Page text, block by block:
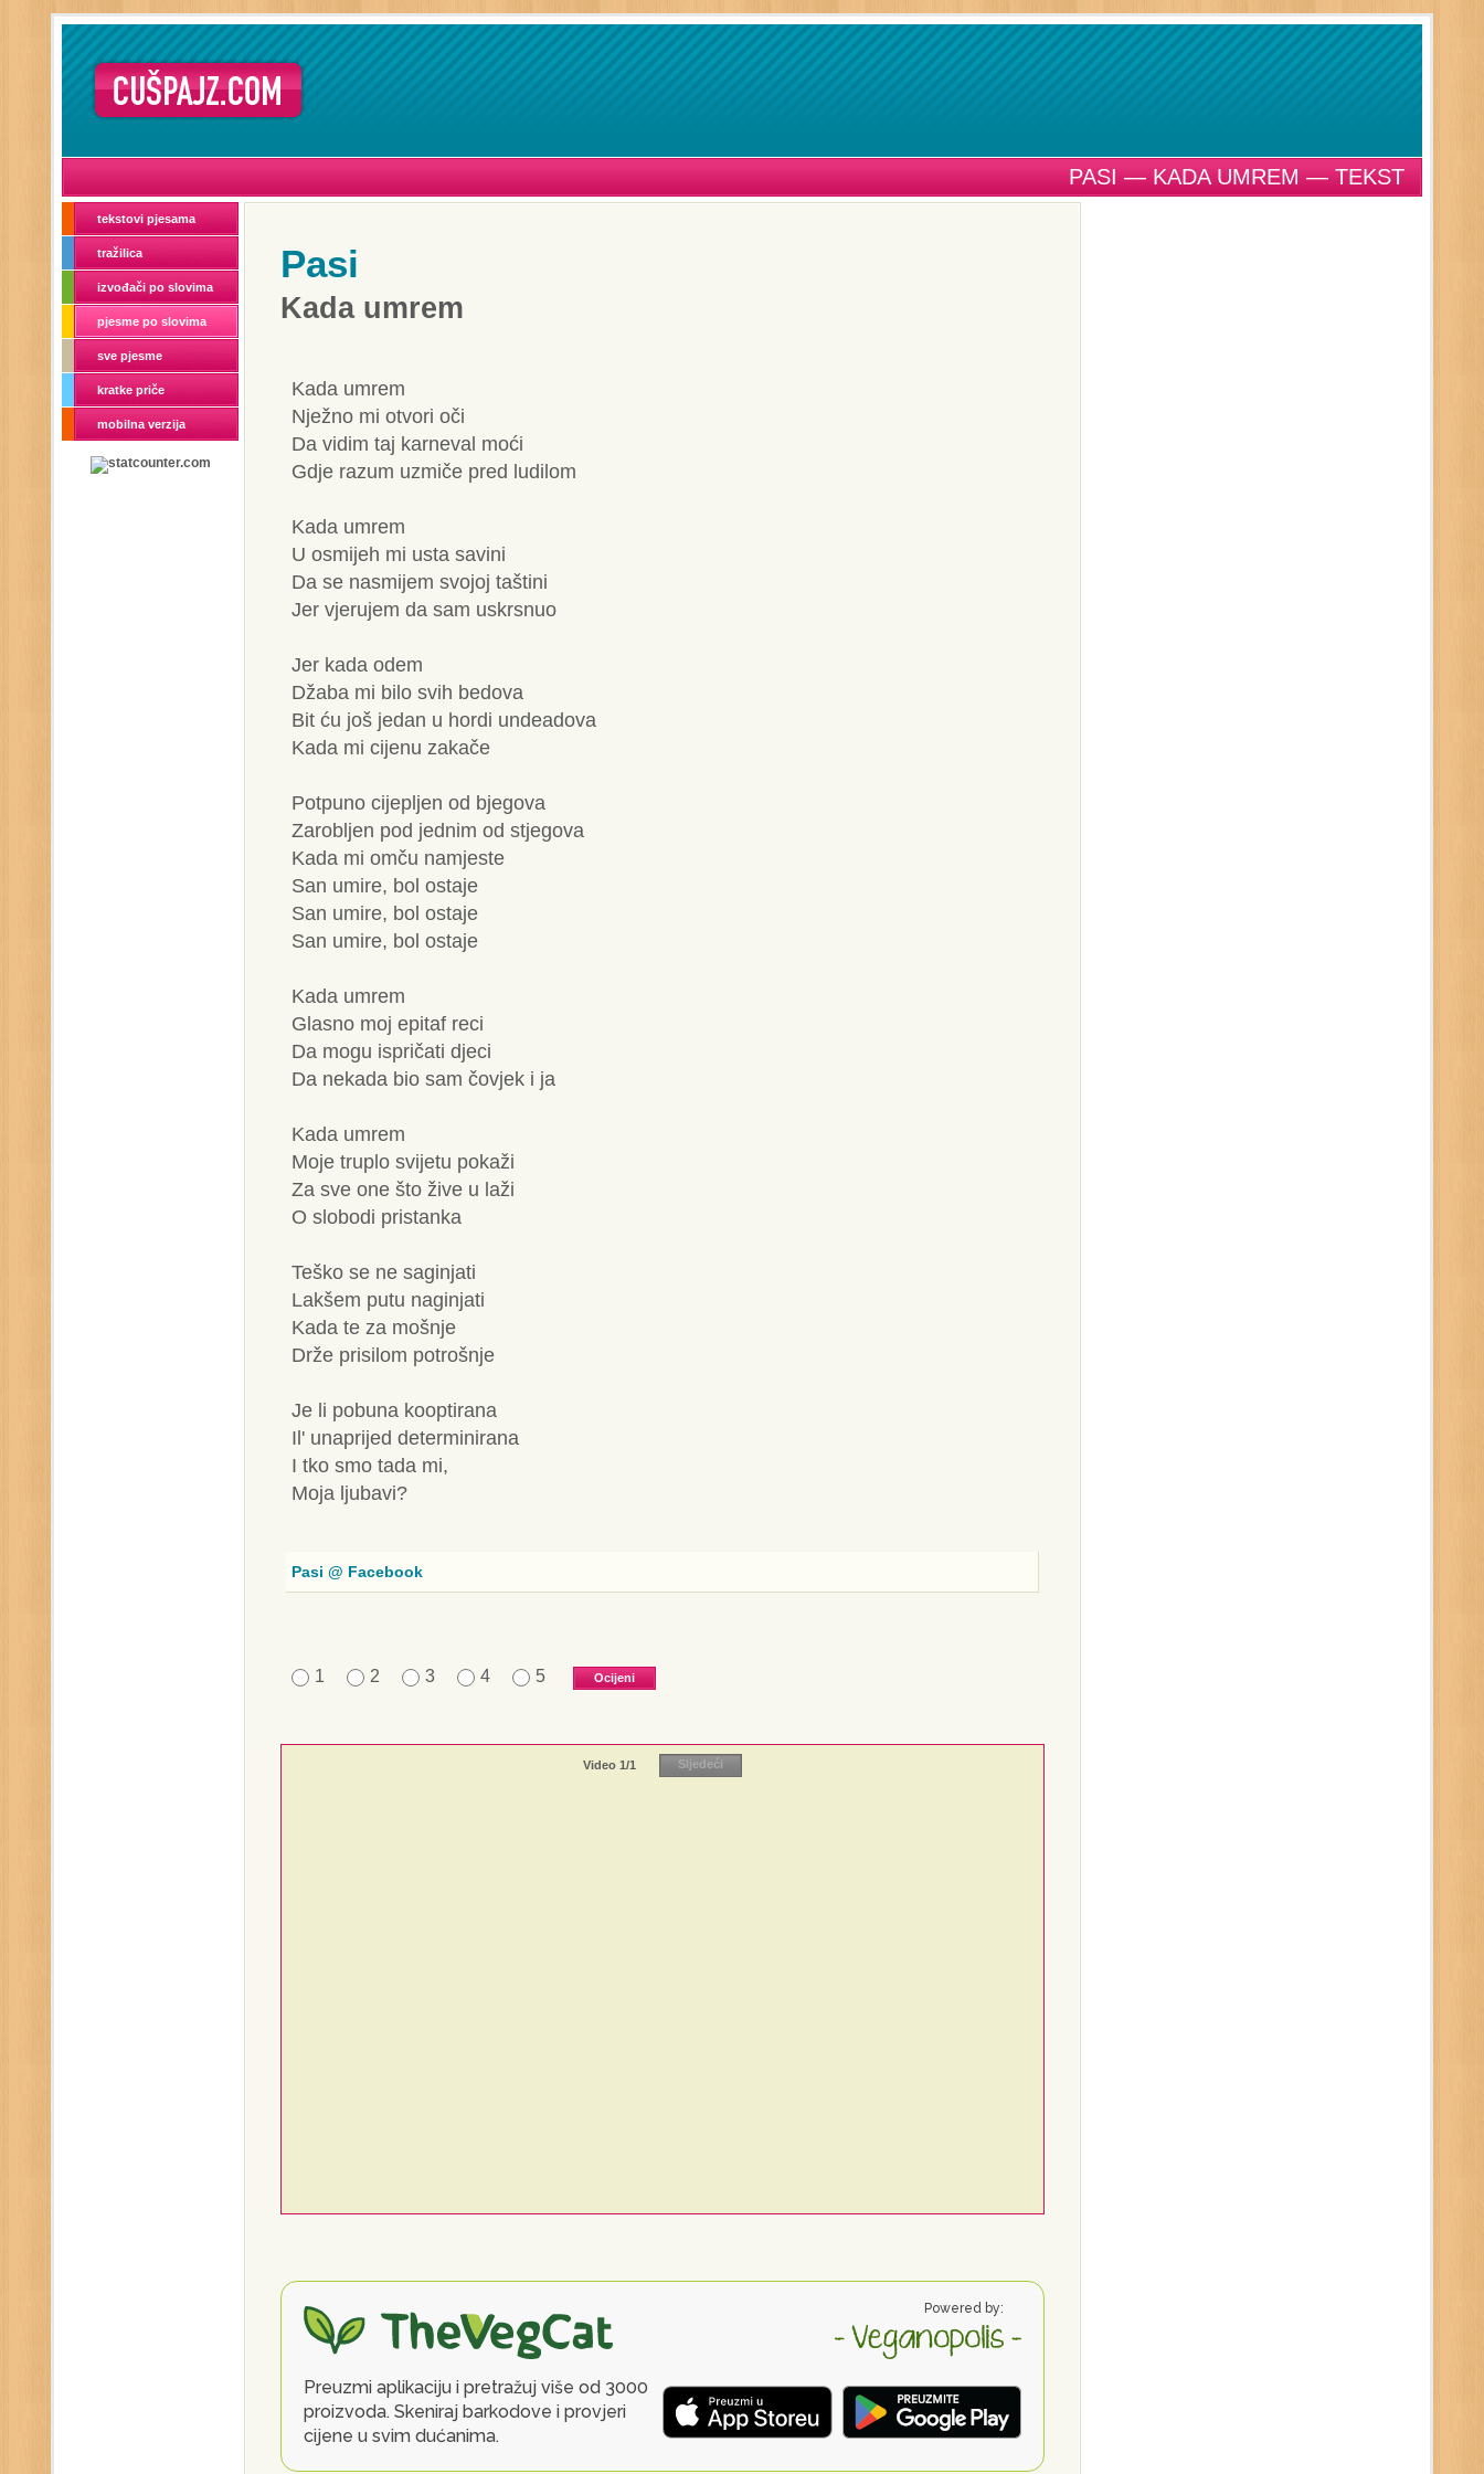
PASI — KADA UMREM — TEKST
tekstovi pjesama
tražilica
izvođači po slovima
pjesme po slovima
sve pjesme
kratke priče
mobilna verzija
Pasi
Kada umrem
Kada umrem
Nježno mi otvori oči
Da vidim taj karneval moći
Gdje razum uzmiče pred ludilom
Kada umrem
U osmijeh mi usta savini
Da se nasmijem svojoj taštini
Jer vjerujem da sam uskrsnuo
Jer kada odem
Džaba mi bilo svih bedova
Bit ću još jedan u hordi undeadova
Kada mi cijenu zakače
Potpuno cijepljen od bjegova
Zarobljen pod jednim od stjegova
Kada mi omču namjeste
San umire, bol ostaje
San umire, bol ostaje
San umire, bol ostaje
Kada umrem
Glasno moj epitaf reci
Da mogu ispričati djeci
Da nekada bio sam čovjek i ja
Kada umrem
Moje truplo svijetu pokaži
Za sve one što žive u laži
O slobodi pristanka
Teško se ne saginjati
Lakšem putu naginjati
Kada te za mošnje
Drže prisilom potrošnje
Je li pobuna kooptirana
Il' unaprijed determinirana
I tko smo tada mi,
Moja ljubavi?
Pasi @ Facebook
1 2 3 4 5
Video 1/1